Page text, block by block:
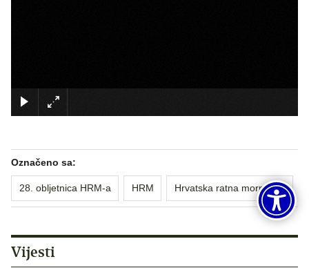
Označeno sa:
28. obljetnica HRM-a HRM Hrvatska ratna mornarica
Vijesti